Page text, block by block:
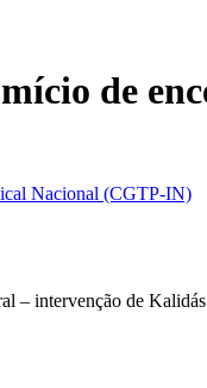
de
Nacional (CGTP-IN)
– intervenção de